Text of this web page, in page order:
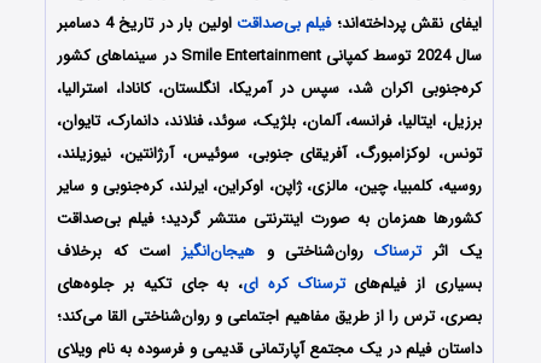
ایفای نقش پرداخته‌اند؛فیلم بی‌‌صداقت
اولین بار در تاریخ 4 دسامبر
سال 2024 توسط کمپانی Smile Entertainment در سینماهای کشور
کره‌جنوبی اکران شد، سپس در آمریکا، انگلستان، کانادا، استرالیا،
برزیل، ایتالیا، فرانسه، آلمان، بلژیک، سوئد، فنلاند، دانمارک، تایوان،
تونس، لوکزامبورگ، آفریقای جنوبی، سوئیس، آرژانتین، نیوزیلند،
روسیه، کلمبیا، چین، مالزی، ژاپن، اوکراین، ایرلند، کره‌جنوبی و سایر
کشورها همزمان به صورت اینترنتی منتشر گردید؛فیلم بی‌‌صداقت
یک اثرترسناکروان‌شناختی و هیجان‌انگیز است که برخلاف
بسیاری از فیلم‌هایترسناک کره ای، به جای تکیه بر جلوه‌های
بصری، ترس را از طریق مفاهیم اجتماعی و روان‌شناختی القا می‌کند؛
داستان فیلم در یک مجتمع آپارتمانی قدیمی و فرسوده به نام ویلای